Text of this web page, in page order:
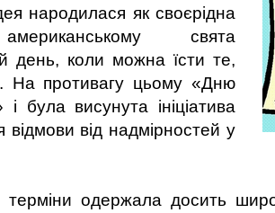
народилася як своєрідна
свята
день, коли можна їсти те,
На противагу цьому «Дню
і була висунута ініціатива
від надмірностей у
терміни одержала досить